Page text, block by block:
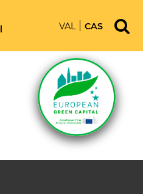
VAL CAS